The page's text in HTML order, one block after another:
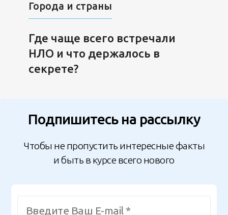
Города и страны
Где чаще всего встречали
НЛО и что держалось в
секрете?
Подпишитесь на рассылку
Чтобы не пропустить интересные факты
и быть в курсе всего нового